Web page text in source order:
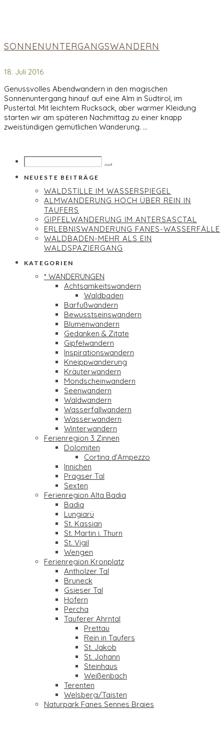
SONNENUNTERGANGSWANDERN
18. Juli 2016
Genussvolles Abendwandern in den magischen
Sonnenuntergang hinauf auf eine Alm in Südtirol, im
Pustertal. Mit leichtem Rucksack, aber warmer Kleidung
starten wir am späteren Nachmittag zu einer knapp
zweistündigen gemütlichen Wanderung. …
NEUESTE BEITRÄGE
WALDSTILLE IM WASSERSPIEGEL
ALMWANDERUNG HOCH ÜBER REIN IN
TAUFERS
GIPFELWANDERUNG IM ANTERSASCTAL
ERLEBNISWANDERUNG FANES-WASSERFÄLLE
WALDBADEN-MEHR ALS EIN
WALDSPAZIERGANG
KATEGORIEN
* WANDERUNGEN
Achtsamkeitswandern
Waldbaden
Barfußwandern
Bewusstseinswandern
Blumenwandern
Gedanken & Zitate
Gipfelwandern
Inspirationswandern
Kneippwanderung
Kräuterwandern
Mondscheinwandern
Seenwandern
Waldwandern
Wasserfallwandern
Wasserwandern
Winterwandern
Ferienregion 3 Zinnen
Dolomiten
Cortina d'Ampezzo
Innichen
Pragser Tal
Sexten
Ferienregion Alta Badia
Badia
Lungiarü
St. Kassian
St. Martin i. Thurn
St. Vigil
Wengen
Ferienregion Kronplatz
Antholzer Tal
Bruneck
Gsieser Tal
Hofern
Percha
Tauferer Ahrntal
Prettau
Rein in Taufers
St. Jakob
St. Johann
Steinhaus
Weißenbach
Terenten
Welsberg/Taisten
Naturpark Fanes Sennes Braies